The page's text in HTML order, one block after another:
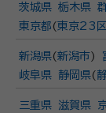
茨城県 栃木県
東京都 (東京23区
新潟県(新潟市)
岐阜県
静岡県(
三重県 滋賀県